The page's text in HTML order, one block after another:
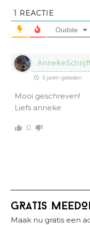
1 REACTIE
Oudste
5 jaren geleden
Mooi geschreven!
Liefs anneke
0
Primaire
Sidebar
GRATIS
Maak nu gratis een